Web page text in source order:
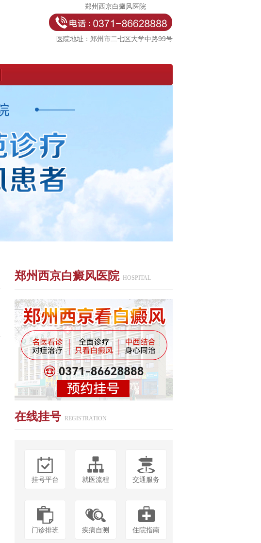
郑州西京白癜风医院
医院地址：郑州市二七区大学中路99号
郑州西京白癜风医院 HOSPITAL
在线挂号 REGISTRATION
挂号平台 就医流程 交通服务
门诊排班 疾病自测 住院指南